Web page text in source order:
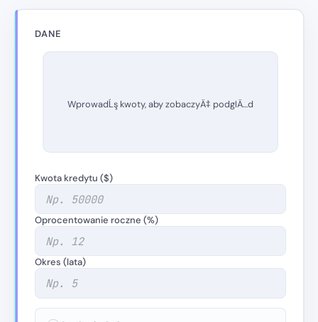
DANE
WprowadĹş kwoty, aby zobaczyÄ‡ podglÄ…d
Kwota kredytu ($)
Oprocentowanie roczne (%)
Okres (lata)